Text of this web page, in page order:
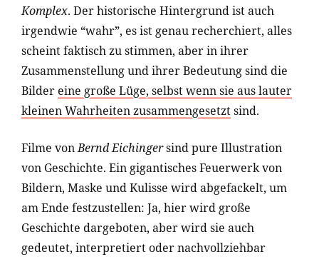
Komplex. Der historische Hintergrund ist auch
irgendwie “wahr”, es ist genau recherchiert, alles
scheint faktisch zu stimmen, aber in ihrer
Zusammenstellung und ihrer Bedeutung sind die
Bilder eine große Lüge, selbst wenn sie aus lauter
kleinen Wahrheiten zusammengesetztsind.
Filme vonBernd Eichingersind pure Illustration
von Geschichte. Ein gigantisches Feuerwerk von
Bildern, Maske und Kulisse wird abgefackelt, um
am Ende festzustellen: Ja, hier wird große
Geschichte dargeboten, aber wird sie auch
gedeutet, interpretiert oder nachvollziehbar